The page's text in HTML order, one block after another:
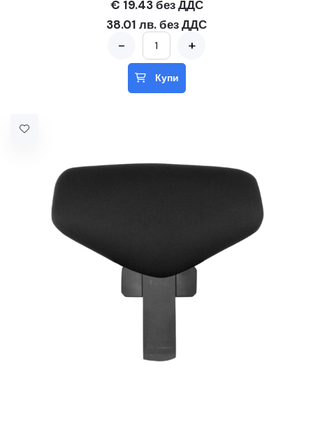
€ 19.43 без ДДС
38.01 лв. без ДДС
- +
Купи